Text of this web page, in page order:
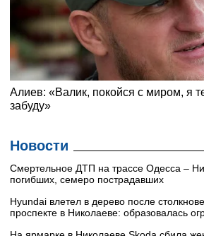
Новости
Смертельное ДТП на трассе Одесса –
погибших, семеро пострадавших
Hyundai влетел в дерево после
проспекте в Николаеве: образовалась